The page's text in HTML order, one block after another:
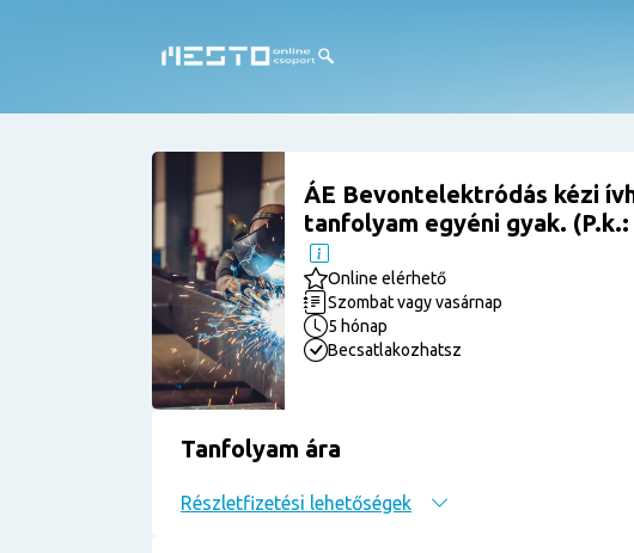
ÁE Bevontelektródás kézi
tanfolyam egyéni gyak. (P.k.:
Online elérhető
Szombat vagy vasárnap
5 hónap
Becsatlakozhatsz
Tanfolyam ára
Részletfizetési lehetőségek